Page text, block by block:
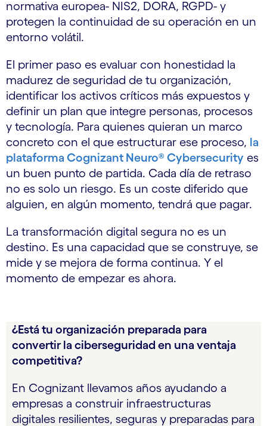
normativa europea- NIS2, DORA, RGPD- y
protegen la continuidad de su operación en un
entorno volátil.
El primer paso es evaluar con honestidad la
madurez de seguridad de tu organización,
identificar los activos críticos más expuestos y
definir un plan que integre personas, procesos
y tecnología. Para quienes quieran un marco
concreto con el que estructurar ese proceso, la
plataforma Cognizant Neuro® Cybersecurity es
un buen punto de partida. Cada día de retraso
no es solo un riesgo. Es un coste diferido que
alguien, en algún momento, tendrá que pagar.
La transformación digital segura no es un
destino. Es una capacidad que se construye, se
mide y se mejora de forma continua. Y el
momento de empezar es ahora.
¿Está tu organización preparada para
convertir la ciberseguridad en una ventaja
competitiva?
En Cognizant llevamos años ayudando a
empresas a construir infraestructuras
digitales resilientes, seguras y preparadas para